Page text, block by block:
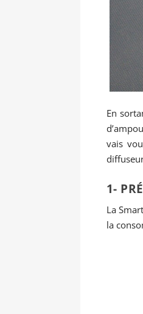
En
vais
1-
La
la